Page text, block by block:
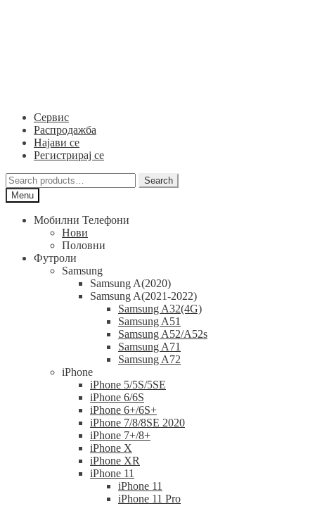
Сервис
Распродажба
Најави се
Регистрирај се
Search
for:
Search
Menu
Мобилни Телефони
Нови
Половни
Футроли
Samsung
Samsung A(2020)
Samsung A(2021-2022)
Samsung A32(4G)
Samsung A51
Samsung A52/A52s
Samsung A71
Samsung A72
iPhone
iPhone 5/5S/5SE
iPhone 6/6S
iPhone 6+/6S+
iPhone 7/8/8SE 2020
iPhone 7+/8+
iPhone X
iPhone XR
iPhone 11
iPhone 11
iPhone 11 Pro